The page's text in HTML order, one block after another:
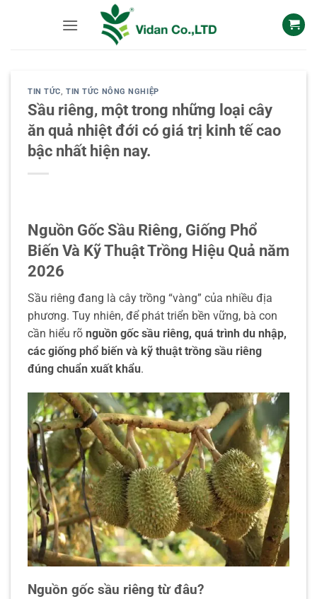
TIN TỨC,TIN TỨC NÔNG NGHIỆP
Sầu riêng, một trong những loại cây
ăn quả nhiệt đới có giá trị kinh tế cao
bậc nhất hiện nay.
Nguồn Gốc Sầu Riêng, Giống Phổ
Biến Và Kỹ Thuật Trồng Hiệu Quả năm
2026
Sầu riêng đang là cây trồng “vàng” của nhiều địa
phương. Tuy nhiên, để phát triển bền vững, bà con
cần hiểu rõ nguồn gốc sầu riêng, quá trình du nhập,
các giống phổ biến và kỹ thuật trồng sầu riêng
đúng chuẩn xuất khẩu.
Nguồn gốc sầu riêng từ đâu?